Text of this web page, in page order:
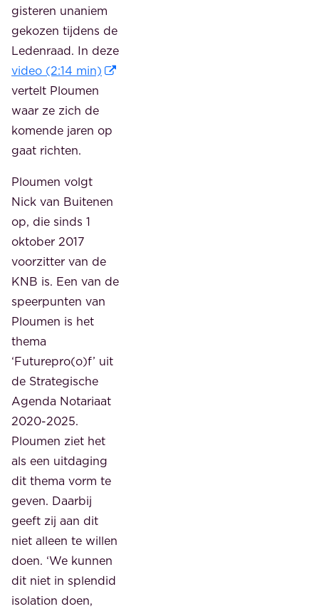
gisteren unaniem
gekozen tijdens de
Ledenraad. In deze
video (2:14 min)
vertelt Ploumen
waar ze zich de
komende jaren op
gaat richten.
Ploumen volgt
Nick van Buitenen
op, die sinds 1
oktober 2017
voorzitter van de
KNB is. Een van de
speerpunten van
Ploumen is het
thema
‘Futurepro(o)f’ uit
de Strategische
Agenda Notariaat
2020-2025.
Ploumen ziet het
als een uitdaging
dit thema vorm te
geven. Daarbij
geeft zij aan dit
niet alleen te willen
doen. ‘We kunnen
dit niet in splendid
isolation doen,